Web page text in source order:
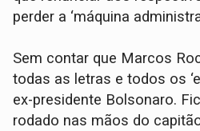
perder a ‘máquina
Sem contar que Marcos
todas as letras e todos os
ex-presidente Bolsonaro.
rodado nas mãos do